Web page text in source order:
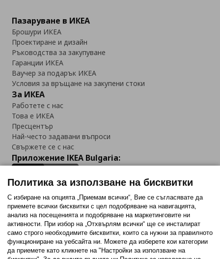
Пазаруване в ИКЕА
Брошури ИКЕА
Проектиране и дизайн
Ръководства за закупуване
Гаранции ИКЕА
Ваучер за подарък ИКЕА
Условия за връщане на закупени стоки
За ИКЕА
Работете с нас
Това е ИКЕА
Пресцентър
Най-често задавани въпроси
Свържете се с нас
Приложение IKEA Bulgaria:
Последвайте ни:
FacebookTwitterYoutubePinterestInstagram
Политика за използване на бисквитки
С избиране на опцията „Приемам всички“, Вие се съгласявате да
приемете всички бисквитки с цел подобряване на навигацията,
анализ на посещенията и подобряване на маркетинговите ни
активности. При избор на „Отхвърлям всички“ ще се инсталират
само строго необходимитe бисквитки, които са нужни за правилното
функциониране на уебсайта ни. Можете да изберете кои категории
да приемете като кликнете на "Настройки за използване на